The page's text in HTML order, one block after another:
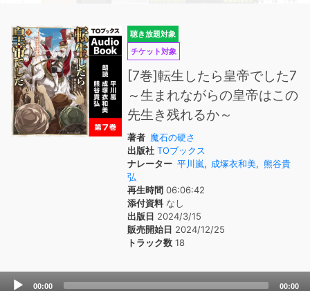
聴き放題対象
チケット対象
[7巻]転生したら皇帝でした7
～生まれながらの皇帝はこの
先生き残れるか～
著者 魔石の硬さ
出版社 TOブックス
ナレーター 平川嵐, 成塚衣和美, 熊谷貴
弘
再生時間 06:06:42
添付資料なし
出版日 2024/3/15
販売開始日 2024/12/25
トラック数 18
Audio
00:00 00:00